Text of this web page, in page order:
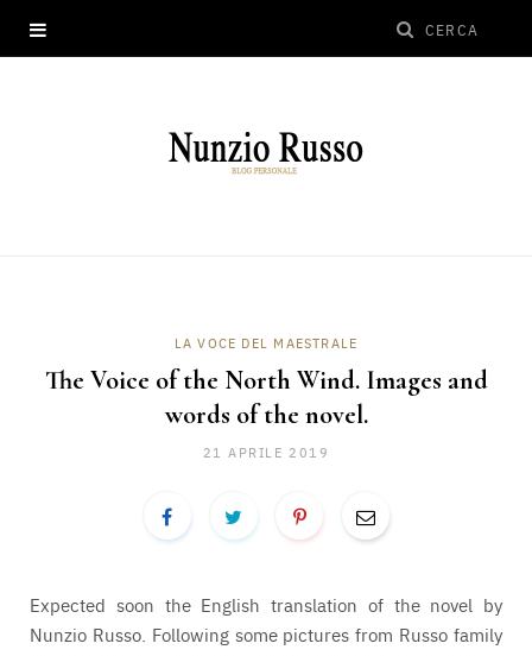
LA VOCE DEL MAESTRALE
The Voice of the North Wind. Images and
words of the novel.
21 APRILE 2019
Expected soon the English translation of the novel by
Nunzio Russo. Following some pictures from Russo family